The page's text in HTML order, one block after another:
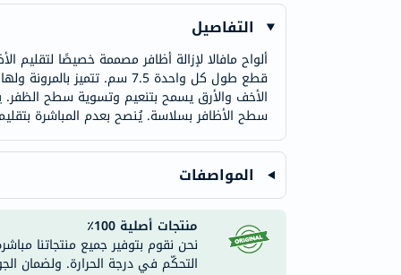
التفاصيل
قطع طول كل واحدة 7.5 سم.
الأخف والأرق يسمح بتنعيم وتسوية سطح الظفر.
سطح الأظافر بسلاسة. يُنصح بعدم المباشرة
المواصفات
منتجات أصلية 100٪
نحن نقوم بتوفير جميع منتجاتنا
التحكّم في درجة الحرارة. ولضمان